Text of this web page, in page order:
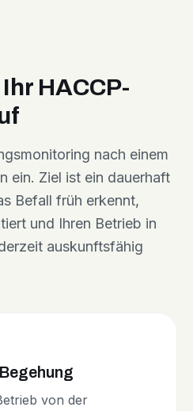
HACCP-
nach einem
ein. Ziel ist ein dauerhaft
Befall früh erkennt,
und Ihren Betrieb in
auskunftsfähig
von der